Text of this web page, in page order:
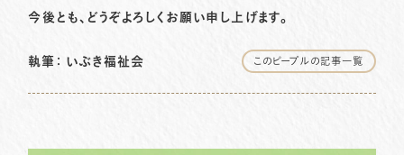
今後とも、どうぞよろしくお願い申し上げます。
執筆： いぶき福祉会 このピープルの記事一覧